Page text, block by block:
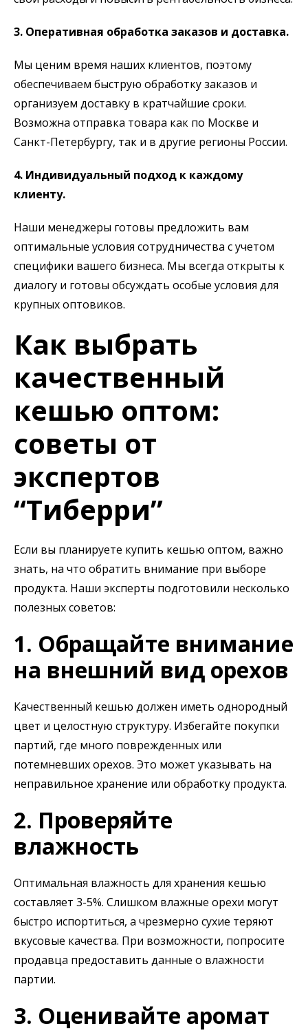
3. Оперативная обработка заказов и доставка.
Мы ценим время наших клиентов, поэтому
обеспечиваем быструю обработку заказов и
организуем доставку в кратчайшие сроки.
Возможна отправка товара как по Москве и
Санкт-Петербургу, так и в другие регионы России.
4. Индивидуальный подход к каждому
клиенту.
Наши менеджеры готовы предложить вам
оптимальные условия сотрудничества с учетом
специфики вашего бизнеса. Мы всегда открыты к
диалогу и готовы обсуждать особые условия для
крупных оптовиков.
Как выбрать
качественный
кешью оптом:
советы от
экспертов
“Тиберри”
Если вы планируете купить кешью оптом, важно
знать, на что обратить внимание при выборе
продукта. Наши эксперты подготовили несколько
полезных советов:
1. Обращайте внимание
на внешний вид орехов
Качественный кешью должен иметь однородный
цвет и целостную структуру. Избегайте покупки
партий, где много поврежденных или
потемневших орехов. Это может указывать на
неправильное хранение или обработку продукта.
2. Проверяйте
влажность
Оптимальная влажность для хранения кешью
составляет 3-5%. Слишком влажные орехи могут
быстро испортиться, а чрезмерно сухие теряют
вкусовые качества. При возможности, попросите
продавца предоставить данные о влажности
партии.
3. Оценивайте аромат